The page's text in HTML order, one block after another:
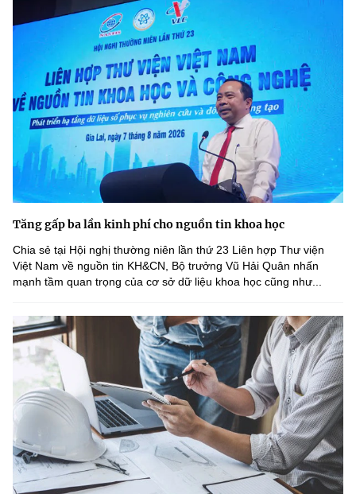
Tăng gấp ba lần kinh phí cho nguồn tin khoa học
Chia sẻ tại Hội nghị thường niên lần thứ 23 Liên hợp Thư viện
Việt Nam về nguồn tin KH&CN, Bộ trưởng Vũ Hải Quân nhấn
mạnh tầm quan trọng của cơ sở dữ liệu khoa học cũng như...